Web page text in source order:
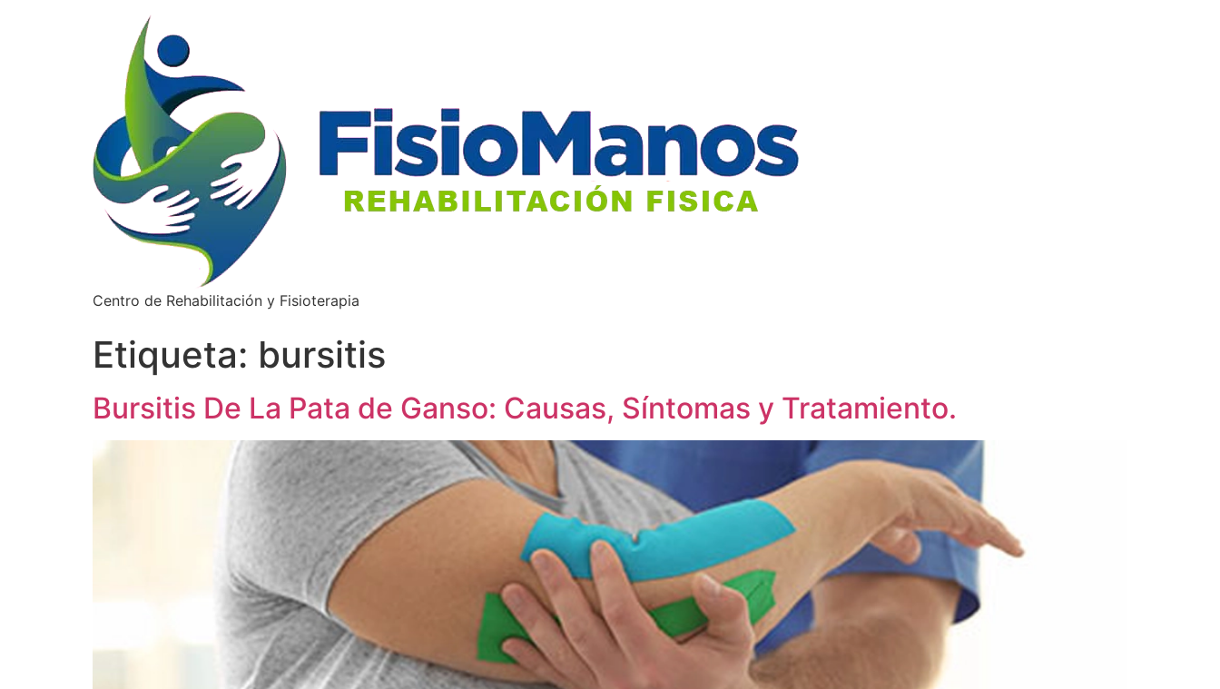
Centro de Rehabilitación y Fisioterapia
Etiqueta: bursitis
Bursitis De La Pata de Ganso: Causas, Síntomas y Tratamiento.